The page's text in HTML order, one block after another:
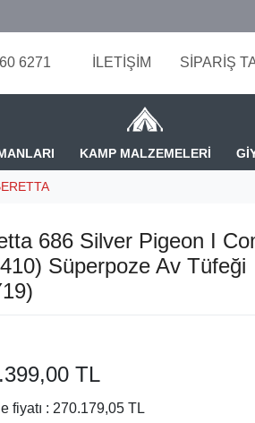
6271 İLETİŞİM SİPARİŞ
KAMP MALZEMELERİ
686 Silver Pigeon I
Süperpoze Av Tüfeği
TL
fiyatı : 270.179,05 TL